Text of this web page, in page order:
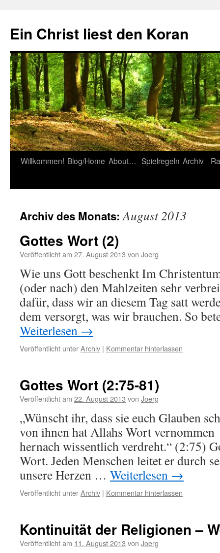
springen
Ein Christ liest den Koran
Willkommen! Blog/Home About… Spielregeln Archiv
Archiv des Monats:August 2013
Gottes Wort (2)
Veröffentlicht am 27. August 2013 von Joerg
Wie uns Gott beschenkt Im
(oder nach) den Mahlzeiten sehr
dafür, dass wir an diesem Tag satt
dem versorgt, was wir brauchen. So
Weiterlesen →
Veröffentlicht unterArchiv | Kommentar hinterlassen
Gottes Wort (2:75-81)
Veröffentlicht am 22. August 2013 von Joerg
„Wünscht ihr, dass sie euch Glauben
von ihnen hat Allahs Wort
hernach wissentlich verdreht.“ (2:75)
Wort. Jeden Menschen leitet er durch
unsere Herzen … Weiterlesen →
Veröffentlicht unterArchiv | Kommentar hinterlassen
Kontinuität der Religionen –
Veröffentlicht am 11. August 2013 von Joerg